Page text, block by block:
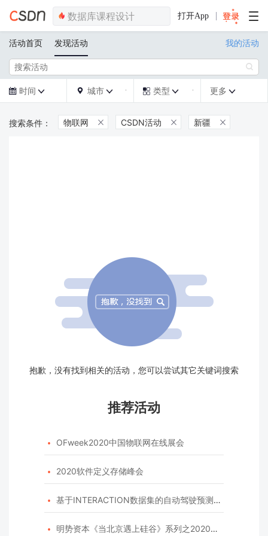
打开App
活动首页 发现活动 我的活动

 时间   城市   类型  更多 
物联网  CSDN活动  新疆 
抱歉，没有找到相关的活动，您可以尝试其它关键词搜索
推荐活动
 OFweek2020中国物联网在线展会
 2020软件定义存储峰会
 基于INTERACTION数据集的自动驾驶预测模型挑战赛
 明势资本《当北京遇上硅谷》系列之2020年度开源峰会